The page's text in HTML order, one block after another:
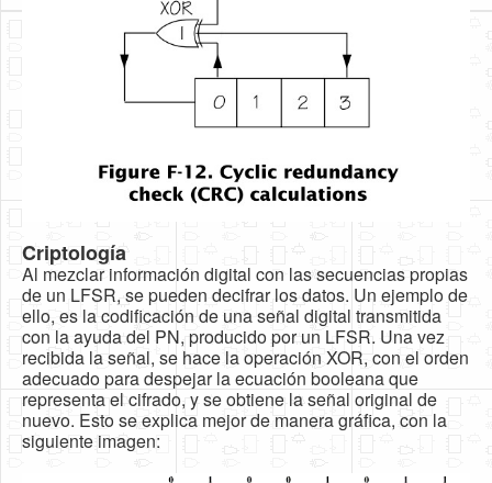
Criptología
Al mezclar información digital con las secuencias propias
de un LFSR, se pueden decifrar los datos. Un ejemplo de
ello, es la codificación de una señal digital transmitida
con la ayuda del PN, producido por un LFSR. Una vez
recibida la señal, se hace la operación XOR, con el orden
adecuado para despejar la ecuación booleana que
representa el cifrado, y se obtiene la señal original de
nuevo. Esto se explica mejor de manera gráfica, con la
siguiente imagen: